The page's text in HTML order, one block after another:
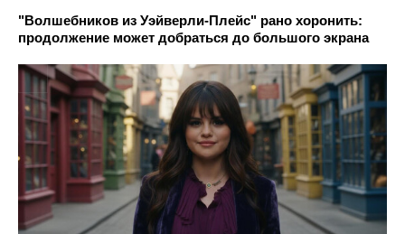
"Волшебников из Уэйверли-Плейс" рано хоронить:
продолжение может добраться до большого экрана